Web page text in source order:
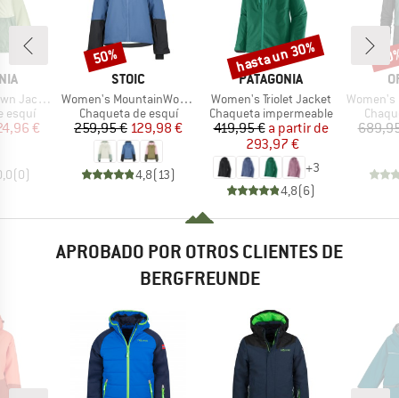
Jacket
esquí
reducido
€
(0)
MARCA
STOIC
Artículo
Women's MountainWool AsplidenSt. III Ski Jacket
Product group
Chaqueta de esquí
Precio
259,95 €Precio reducido
129,98 €
4,8(13)
Descuento
50%
MARCA
PATAGONIA
Artículo
Women's Triolet Jacket
Product group
Chaqueta impermeable
Precio
419,95 € Precio reducido
a partir de
293,97 €
+3
4,8(6)
Descuento
hasta un 30%
Artículo
Women's 3L
APROBADO POR OTROS CLIENTES DE
BERGFREUNDE